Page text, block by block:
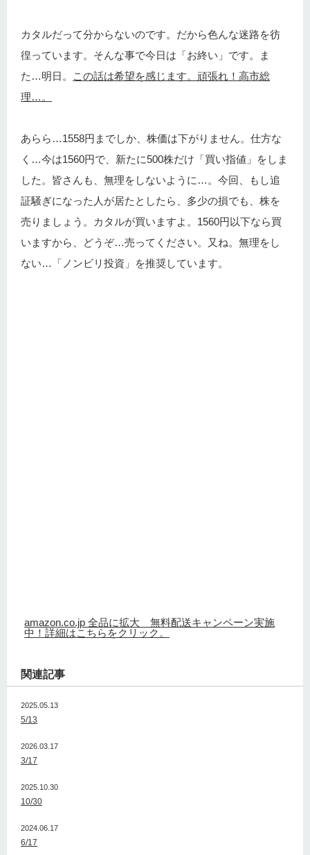
カタルだって分からないのです。だから色んな迷路を彷
徨っています。そんな事で今日は「お終い」です。ま
た…明日。
この話は希望を感じます。頑張れ！高市総
理…。
あらら…1558円までしか、株価は下がりません。仕方な
く…今は1560円で、新たに500株だけ「買い指値」をしま
した。皆さんも、無理をしないように…。今回、もし追
証騒ぎになった人が居たとしたら、多少の損でも、株を
売りましょう。カタルが買いますよ。1560円以下なら買
いますから、どうぞ…売ってください。又ね。無理をし
ない…「ノンビリ投資」を推奨しています。
amazon.co.jp 全品に拡大 無料配送キャンペーン実施
中！詳細はこちらをクリック。
関連記事
2025.05.13
5/13
2026.03.17
3/17
2025.10.30
10/30
2024.06.17
6/17